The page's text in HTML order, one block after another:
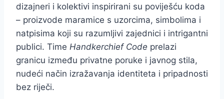
dizajneri i kolektivi inspirirani su poviješću koda
– proizvode maramice s uzorcima, simbolima i
natpisima koji su razumljivi zajednici i intrigantni
publici. Time Handkerchief Code prelazi
granicu između privatne poruke i javnog stila,
nudeći način izražavanja identiteta i pripadnosti
bez riječi.